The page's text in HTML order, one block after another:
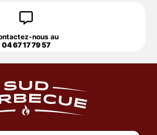
nous au
04 67 17 79 57